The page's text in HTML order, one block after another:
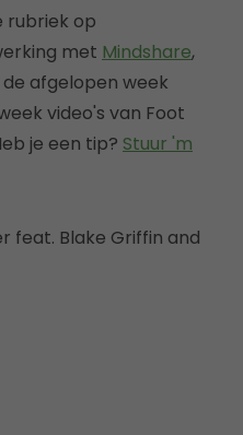
rubriek op
met Mindshare,
afgelopen week
video's van Foot
je een tip? Stuur 'm
feat. Blake Griffin and